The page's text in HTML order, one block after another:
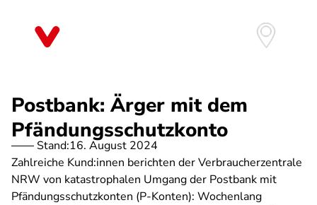
Postbank: Ärger mit dem
Pfändungsschutzkonto
Stand:16. August 2024
Zahlreiche Kund:innen berichten der Verbraucherzentrale
NRW von katastrophalen Umgang der Postbank mit
Pfändungsschutzkonten (P-Konten): Wochenlang